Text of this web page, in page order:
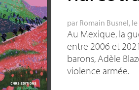
par Romain Busnel,
Au Mexique, la
entre 2006 et
barons, Adèle
violence armée.